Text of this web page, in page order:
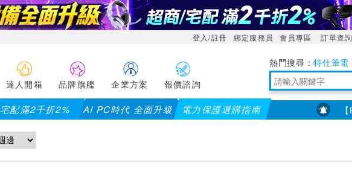
登入/註冊 綁定服務員 會員專區 訂單查詢
達人開箱 品牌旗艦 企業方案 報價諮詢
特仕筆電
境量測 明緯POWER
宅配滿2千折2% AI PC時代 全面升級 電力保護選購指南